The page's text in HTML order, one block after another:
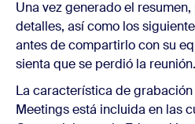
Una vez generado el
detalles, así como los
antes de compartirlo con su
sienta que se perdió la reunión.
La característica de
Meetings está incluida en las